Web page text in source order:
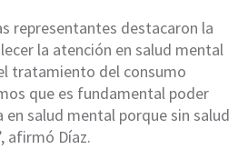
representantes destacaron la
la atención en salud mental
tratamiento del consumo
que es fundamental poder
salud mental porque sin salud
afirmó Díaz.